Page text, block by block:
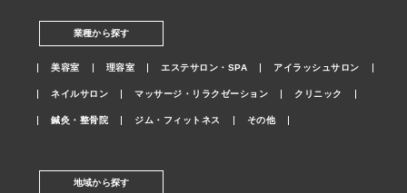
業種から探す
美容室 理容室 エステサロン・SPA アイラッシュサロン
ネイルサロン マッサージ・リラクゼーション クリニック
鍼灸・整骨院 ジム・フィットネス その他
地域から探す